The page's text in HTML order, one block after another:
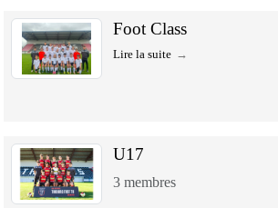
Foot Class
Lire la suite
U17
3 membres